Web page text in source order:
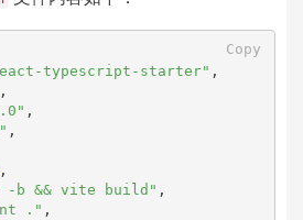
typescript-starter" ,
,
,
,
-b && vite build" ,
." ,
Copy